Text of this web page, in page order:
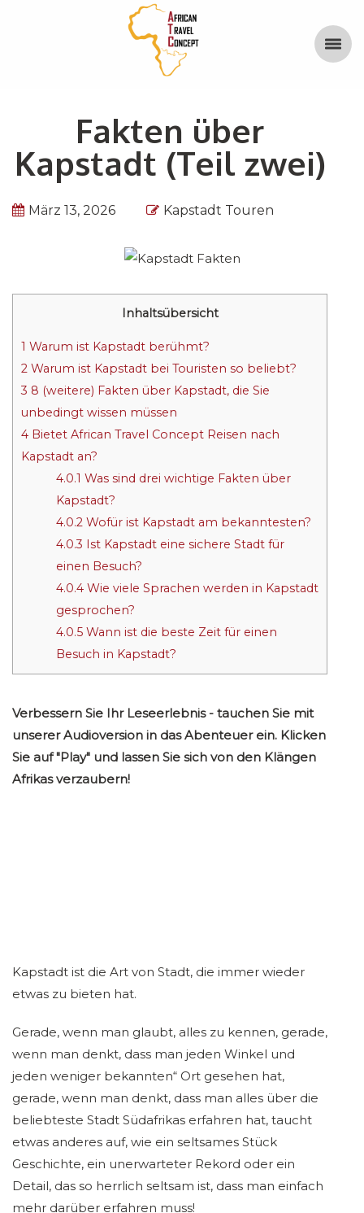
Fakten über
Kapstadt (Teil zwei)
März 13, 2026 Kapstadt Touren
Inhaltsübersicht
1 Warum ist Kapstadt berühmt?
2 Warum ist Kapstadt bei Touristen so beliebt?
3 8 (weitere) Fakten über Kapstadt, die Sie
unbedingt wissen müssen
4 Bietet African Travel Concept Reisen nach
Kapstadt an?
4.0.1 Was sind drei wichtige Fakten über
Kapstadt?
4.0.2Wofür ist Kapstadt am bekanntesten?
4.0.3 Ist Kapstadt eine sichere Stadt für
einen Besuch?
4.0.4Wie viele Sprachen werden in Kapstadt
gesprochen?
4.0.5Wann ist die beste Zeit für einen
Besuch in Kapstadt?
Verbessern Sie Ihr Leseerlebnis - tauchen Sie mit
unserer Audioversion in das Abenteuer ein. Klicken
Sie auf "Play" und lassen Sie sich von den Klängen
Afrikas verzaubern!
Kapstadt ist die Art von Stadt, die immer wieder
etwas zu bieten hat.
Gerade, wenn man glaubt, alles zu kennen, gerade,
wenn man denkt, dass man jeden Winkel und
jeden weniger bekannten“ Ort gesehen hat,
gerade, wenn man denkt, dass man alles über die
beliebteste Stadt Südafrikas erfahren hat, taucht
etwas anderes auf, wie ein seltsames Stück
Geschichte, ein unerwarteter Rekord oder ein
Detail, das so herrlich seltsam ist, dass man einfach
mehr darüber erfahren muss!